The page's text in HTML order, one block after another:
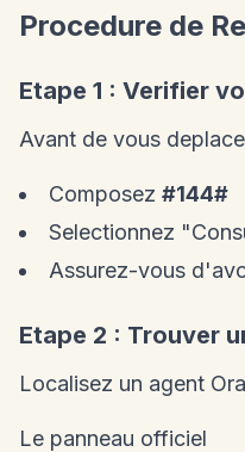
Procedure de
Etape 1 : Verifier
Avant de vous
Composez #144#
Selectionnez
Assurez-vous
Etape 2 : Trouver
Localisez un agent
Le panneau officiel